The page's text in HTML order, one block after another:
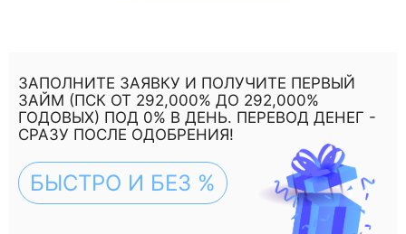
ЗАПОЛНИТЕ ЗАЯВКУ И ПОЛУЧИТЕ ПЕРВЫЙ
ЗАЙМ (ПСК ОТ 292,000% ДО 292,000%
ГОДОВЫХ) ПОД 0% В ДЕНЬ. ПЕРЕВОД ДЕНЕГ -
СРАЗУ ПОСЛЕ ОДОБРЕНИЯ!
БЫСТРО И БЕЗ %